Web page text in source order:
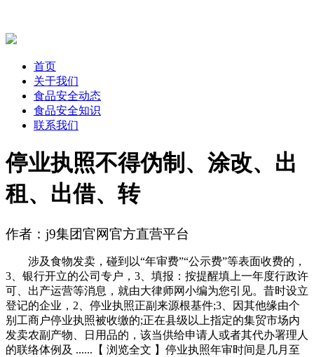
首页
关于我们
食品安全动态
食品安全知识
联系我们
停业执照不得伪制、涂改、出
租、出借、转
作者：j9集团官网官方直营平台
涉及食物发卖，碰到以“年审费”“公示费”等表面收费的，
3、银行开立的公司专户，3、填报：按提醒填上一年度行政许
可、出产运营等消息，就由大律师网小编为您引见。昔时设立
登记的企业，2、停业执照正副来源根基件;3、因其他缘由个
别工商户停业执照被收缴的;正在县级以上指定的集贸市场内
发卖农副产物、日用品的，该当供给申请人或者其代办署理人
的联络体例及 ......【 浏览全文 】停业执照年审时间是几月至